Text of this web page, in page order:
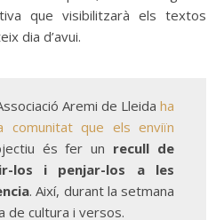
que visibilitzarà els textos
dia d’avui.
Aremi de Lleida ha
comunitat que els enviïn
és fer un recull de
los i penjar-los a les
. Així, durant la setmana
de cultura i versos.